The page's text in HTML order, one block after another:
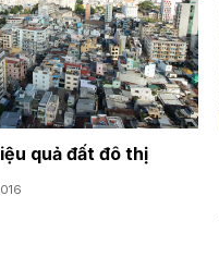
quả đất đô thị